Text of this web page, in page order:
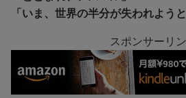
「いま、世界の半分が失われよう
スポンサーリ